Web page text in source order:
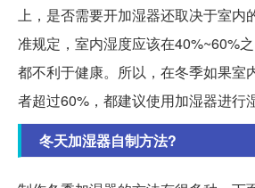
上，是否需要开加湿器还取决于室内
准规定，室内湿度应该在40%~60%
都不利于健康。所以，在冬季如果室
者超过60%，都建议使用加湿器进行
冬天加湿器自制方法?